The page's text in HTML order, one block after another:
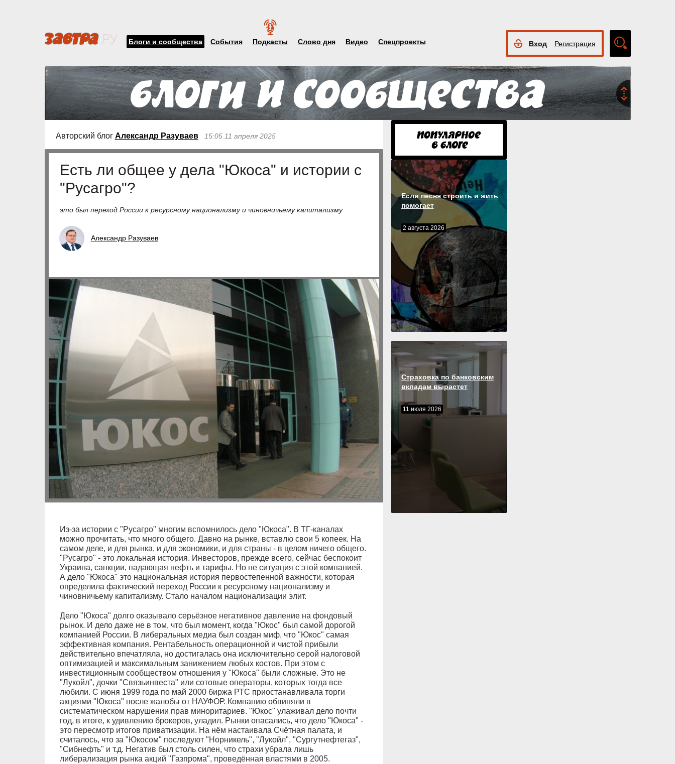
Блоги и сообщества События Подкасты Слово дня Видео Спецпроекты Вход Регистрация
поиск
Авторский блог Александр Разуваев 15:05 11 апреля 2025
Есть ли общее у дела "Юкоса" и истории с
"Русагро"?
это был переход России к ресурсному национализму и чиновничьему капитализму
Александр Разуваев
Из-за истории с "Русагро" многим вспомнилось дело "Юкоса". В ТГ-каналах
можно прочитать, что много общего. Давно на рынке, вставлю свои 5 копеек. На
самом деле, и для рынка, и для экономики, и для страны - в целом ничего общего.
"Русагро" - это локальная история. Инвесторов, прежде всего, сейчас беспокоит
Украина, санкции, падающая нефть и тарифы. Но не ситуация с этой компанией.
А дело "Юкоса" это национальная история первостепенной важности, которая
определила фактический переход России к ресурсному национализму и
чиновничьему капитализму. Стало началом национализации элит.
Дело "Юкоса" долго оказывало серьёзное негативное давление на фондовый
рынок. И дело даже не в том, что был момент, когда "Юкос" был самой дорогой
компанией России. В либеральных медиа был создан миф, что "Юкос" самая
эффективная компания. Рентабельность операционной и чистой прибыли
действительно впечатляла, но достигалась она исключительно серой налоговой
оптимизацией и максимальным занижением любых костов. При этом с
инвестиционным сообществом отношения у "Юкоса" были сложные. Это не
"Лукойл", дочки "Связьинвеста" или сотовые операторы, которых тогда все
любили. С июня 1999 года по май 2000 биржа РТС приостанавливала торги
акциями "Юкоса" после жалобы от НАУФОР. Компанию обвиняли в
систематическом нарушении прав миноритариев. "Юкос" улаживал дело почти
год, в итоге, к удивлению брокеров, уладил. Рынки опасались, что дело "Юкоса" -
это пересмотр итогов приватизации. На нём настаивала Счётная палата, и
считалось, что за "Юкосом" последуют "Норникель", "Лукойл", "Сургутнефтегаз",
"Сибнефть" и т.д. Негатив был столь силен, что страхи убрала лишь
либерализация рынка акций "Газпрома", проведённая властями в 2005.
Если песня строить и жить
помогает
2 августа 2026
Страховка по банковским
вкладам вырастет
11 июля 2026